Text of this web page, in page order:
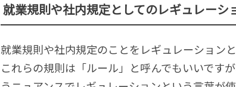
就業規則や社内規定としてのレギュレーシ
就業規則や社内規定のことをレギュレーションと
これらの規則は「ルール」と呼んでもいいです